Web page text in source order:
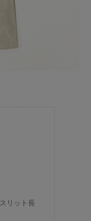
リット長